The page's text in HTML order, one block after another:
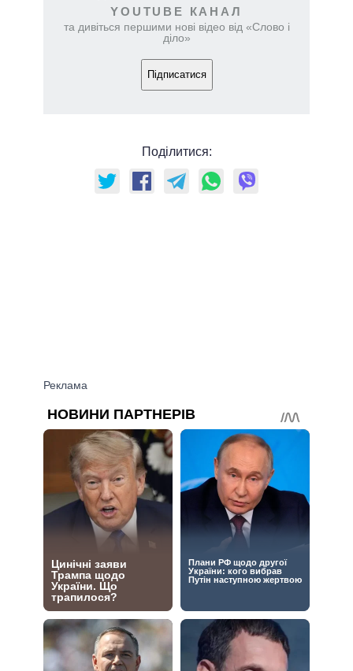
YOUTUBE КАНАЛ
та дивіться першими нові відео від «Слово і
діло»
Підписатися
Поділитися: